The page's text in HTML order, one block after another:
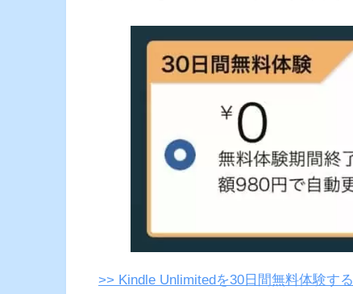
>> Kindle Unlimitedを30日間無料体験する